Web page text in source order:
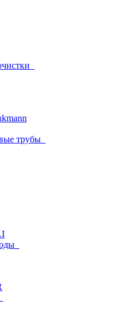
трубы